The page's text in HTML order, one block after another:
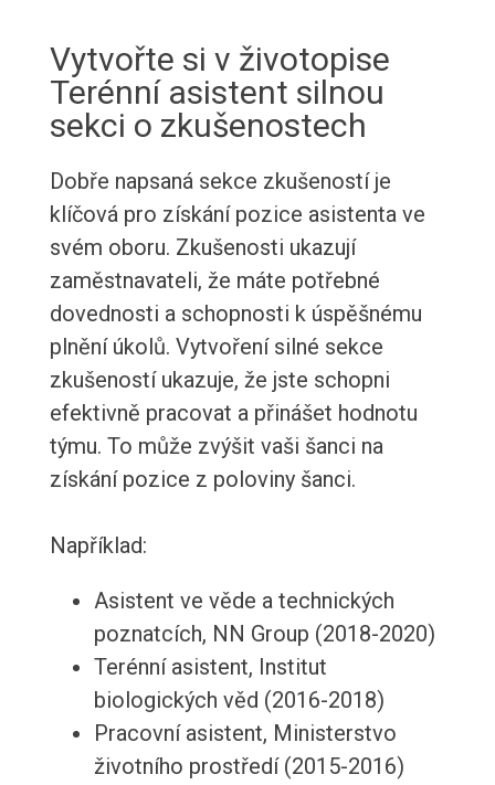
Vytvořte si v životopise
Terénní asistent silnou
sekci o zkušenostech
Dobře napsaná sekce zkušeností je
klíčová pro získání pozice asistenta ve
svém oboru. Zkušenosti ukazují
zaměstnavateli, že máte potřebné
dovednosti a schopnosti k úspěšnému
plnění úkolů. Vytvoření silné sekce
zkušeností ukazuje, že jste schopni
efektivně pracovat a přinášet hodnotu
týmu. To může zvýšit vaši šanci na
získání pozice z poloviny šanci.
Například:
Asistent ve věde a technických
poznatcích, NN Group (2018-2020)
Terénní asistent, Institut
biologických věd (2016-2018)
Pracovní asistent, Ministerstvo
životního prostředí (2015-2016)